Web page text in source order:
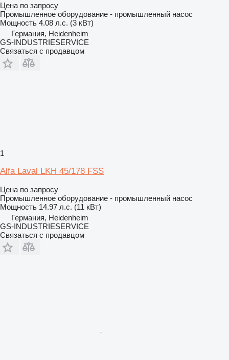
Цена по запросу
Промышленное оборудование - промышленный насос
Мощность 4.08 л.с. (3 кВт)
Германия, Heidenheim
GS-INDUSTRIESERVICE
Связаться с продавцом
1
Alfa Laval LKH 45/178 FSS
Цена по запросу
Промышленное оборудование - промышленный насос
Мощность 14.97 л.с. (11 кВт)
Германия, Heidenheim
GS-INDUSTRIESERVICE
Связаться с продавцом